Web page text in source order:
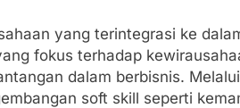
yang terintegrasi ke
fokus terhadap
dalam berbisnis.
soft skill seperti